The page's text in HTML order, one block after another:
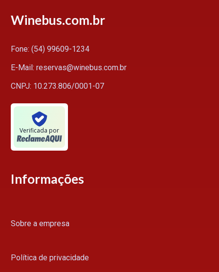
Winebus.com.br
Fone: (54) 99609-1234
E-Mail: reservas@winebus.com.br
CNPJ: 10.273.806/0001-07
Verificada por
Informações
Sobre a empresa
Política de privacidade